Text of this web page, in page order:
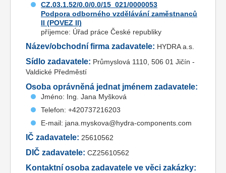
CZ.03.1.52/0.0/0.0/15_021/0000053
Podpora odborného vzdělávání zaměstnanců
II (POVEZ II)
příjemce: Úřad práce České republiky
Název/obchodní firma zadavatele: HYDRA a.s.
Sídlo zadavatele: Průmyslová 1110, 506 01 Jičín -
Valdické Předměstí
Osoba oprávněná jednat jménem zadavatele:
Jméno: Ing. Jana Myšková
Telefon: +420737216203
E-mail: jana.myskova@hydra-components.com
IČ zadavatele: 25610562
DIČ zadavatele: CZ25610562
Kontaktní osoba zadavatele ve věci zakázky: